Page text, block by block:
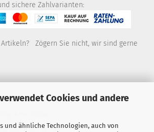
Cookies und andere
und ähnliche Technologien, auch von
sichere Zahlvarianten:
Artikeln? Zögern Sie nicht, wir sind gerne
erreichbar: